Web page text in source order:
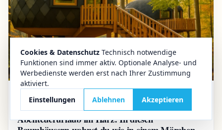
Cookies & Datenschutz Technisch notwendige
Funktionen sind immer aktiv. Optionale Analyse- und
Werbedienste werden erst nach Ihrer Zustimmung
aktiviert.
Einstellungen
Ablehnen Akzeptieren
Reisetipps 04.08.2025
Abenteuerurlaub im Harz: In diesen